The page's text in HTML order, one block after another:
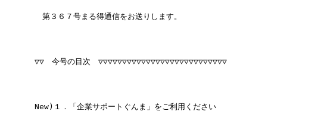
第３６７号まる得通信をお送りします。
▽▽　今号の目次　▽▽▽▽▽▽▽▽▽▽▽▽▽▽▽▽▽▽▽▽▽▽▽▽▽▽▽
New)１．「企業サポートぐんま」をご利用ください